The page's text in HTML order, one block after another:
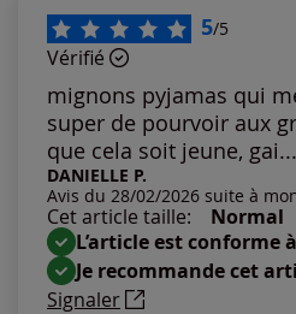
Les plus récents
Les plus anciens
Notes les plus élevées
Notes les plus basses
5/5
Vérifié
mignons pyjamas qui
super de pourvoir aux
que cela soit jeune,
DANIELLE P.
Avis du 28/02/2026 suite à
Cet article taille:
Normal
L’article est conforme
Je recommande cet
Signaler